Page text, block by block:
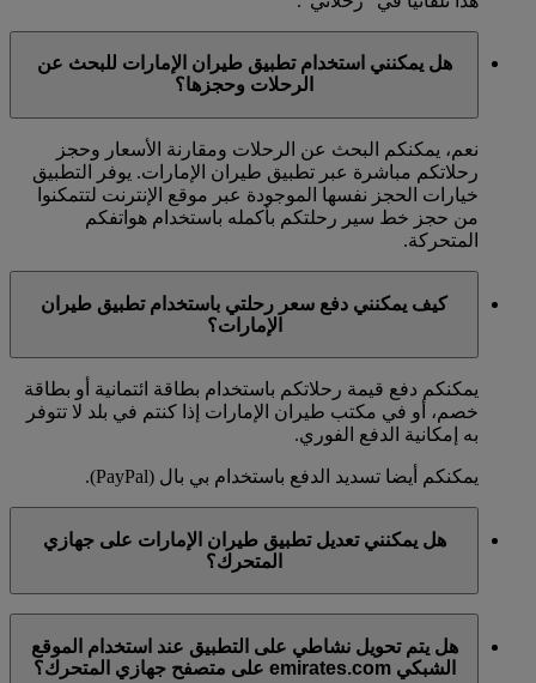
هل يمكنني استخدام تطبيق طيران الإمارات للبحث عن
الرحلات وحجزها؟
نعم، يمكنكم البحث عن الرحلات ومقارنة الأسعار وحجز
رحلاتكم مباشرة عبر تطبيق طيران الإمارات. يوفر التطبيق
خيارات الحجز نفسها الموجودة عبر موقع الإنترنت لتتمكنوا
من حجز خط سير رحلتكم بأكمله باستخدام هواتفكم
المتحركة.
كيف يمكنني دفع سعر رحلتي باستخدام تطبيق طيران
الإمارات؟
يمكنكم دفع قيمة رحلاتكم باستخدام بطاقة ائتمانية أو بطاقة
خصم، أو في مكتب طيران الإمارات إذا كنتم في بلد لا تتوفر
به إمكانية الدفع الفوري.
يمكنكم أيضا تسديد الدفع باستخدام بي بال (PayPal).
هل يمكنني تعديل تطبيق طيران الإمارات على جهازي
المتحرك؟
استخدام معلوماتكم الشخصية والإشعارات لجعل رحلتكم أكثر
سلاسة.
هل يتم تحويل نشاطي على التطبيق عند استخدام الموقع
الشبكي emirates.com على متصفح جهازي المتحرك؟